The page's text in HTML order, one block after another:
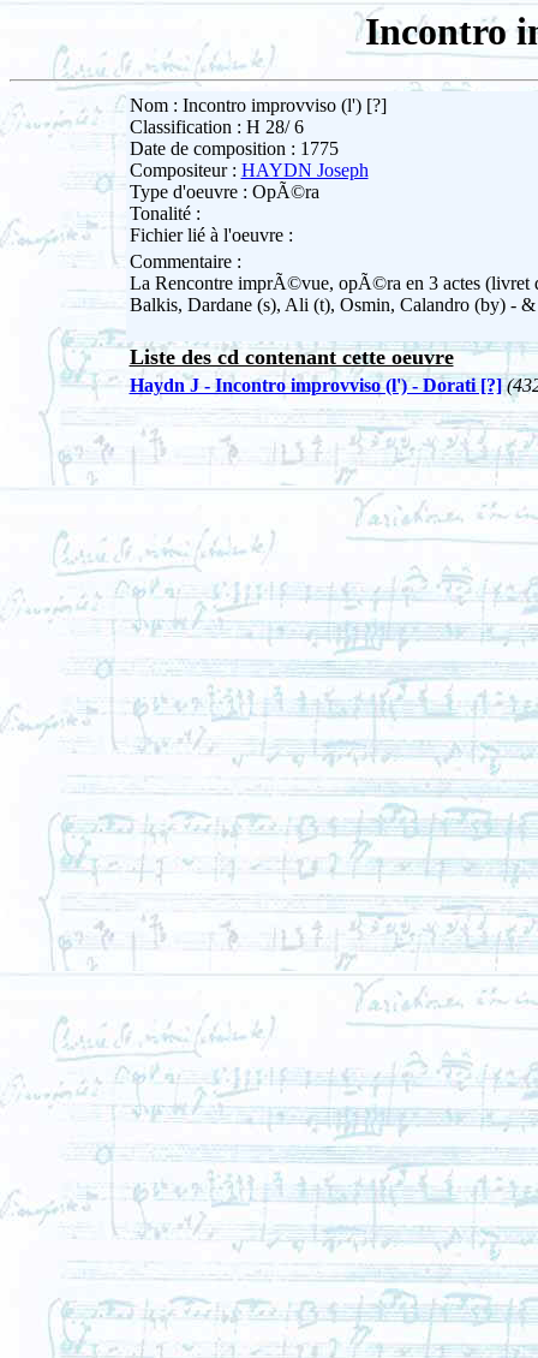
Incontro
Nom : Incontro improvviso (l') [?]
Classification : H 28/ 6
Date de composition : 1775
Compositeur : HAYDN Joseph
Type d'oeuvre : OpÃ©ra
Tonalité :
Fichier lié à l'oeuvre :
Commentaire :
La Rencontre imprÃ©vue, opÃ©ra en 3 actes (livret
Balkis, Dardane (s), Ali (t), Osmin, Calandro (by) - &
Liste des cd contenant cette oeuvre
Haydn J - Incontro improvviso (l') - Dorati [?]